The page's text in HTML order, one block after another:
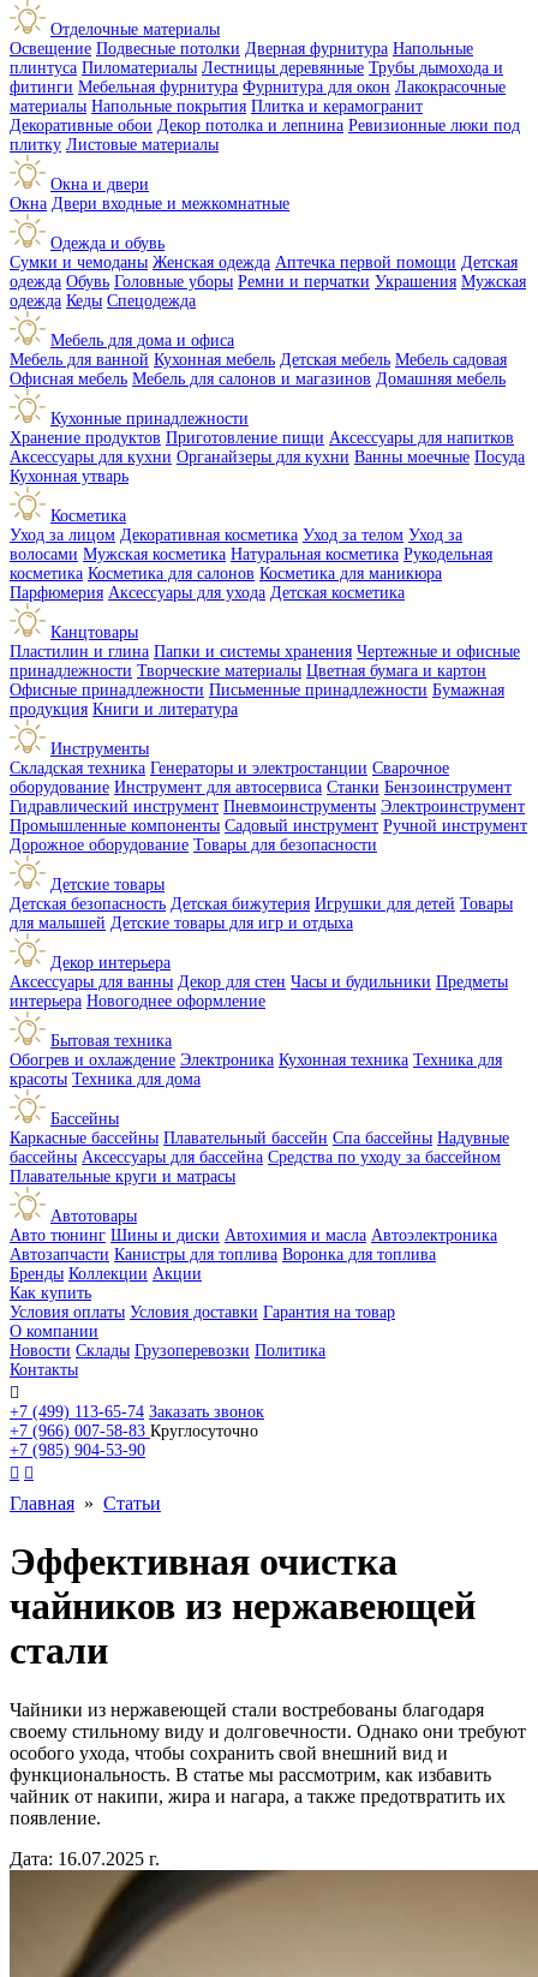
Отделочные материалы
Освещение Подвесные потолки Дверная фурнитура Напольные
плинтуса Пиломатериалы Лестницы деревянные Трубы дымохода и
фитинги Мебельная фурнитура Фурнитура для окон Лакокрасочные
материалы Напольные покрытия Плитка и керамогранит
Декоративные обои Декор потолка и лепнина Ревизионные люки под
плитку Листовые материалы
Окна и двери
Окна Двери входные и межкомнатные
Одежда и обувь
Сумки и чемоданы Женская одежда Аптечка первой помощи Детская
одежда Обувь Головные уборы Ремни и перчатки Украшения Мужская
одежда Кеды Спецодежда
Мебель для дома и офиса
Мебель для ванной Кухонная мебель Детская мебель Мебель садовая
Офисная мебель Мебель для салонов и магазинов Домашняя мебель
Кухонные принадлежности
Хранение продуктов Приготовление пищи Аксессуары для напитков
Аксессуары для кухни Органайзеры для кухни Ванны моечные Посуда
Кухонная утварь
Косметика
Уход за лицом Декоративная косметика Уход за телом Уход за
волосами Мужская косметика Натуральная косметика Рукодельная
косметика Косметика для салонов Косметика для маникюра
Парфюмерия Аксессуары для ухода Детская косметика
Канцтовары
Пластилин и глина Папки и системы хранения Чертежные и офисные
принадлежности Творческие материалы Цветная бумага и картон
Офисные принадлежности Письменные принадлежности Бумажная
продукция Книги и литература
Инструменты
Складская техника Генераторы и электростанции Сварочное
оборудование Инструмент для автосервиса Станки Бензоинструмент
Гидравлический инструмент Пневмоинструменты Электроинструмент
Промышленные компоненты Садовый инструмент Ручной инструмент
Дорожное оборудование Товары для безопасности
Детские товары
Детская безопасность Детская бижутерия Игрушки для детей Товары
для малышей Детские товары для игр и отдыха
Декор интерьера
Аксессуары для ванны Декор для стен Часы и будильники Предметы
интерьера Новогоднее оформление
Бытовая техника
Обогрев и охлаждение Электроника Кухонная техника Техника для
красоты Техника для дома
Бассейны
Каркасные бассейны Плавательный бассейн Спа бассейны Надувные
бассейны Аксессуары для бассейна Средства по уходу за бассейном
Плавательные круги и матрасы
Автотовары
Авто тюнинг Шины и диски Автохимия и масла Автоэлектроника
Автозапчасти Канистры для топлива Воронка для топлива
Бренды Коллекции Акции
Как купить
Условия оплаты Условия доставки Гарантия на товар
О компании
Новости Склады Грузоперевозки Политика
Контакты

+7 (499) 113-65-74 Заказать звонок
+7 (966) 007-58-83 Круглосуточно
+7 (985) 904-53-90
 
Главная » Статьи
Эффективная очистка
чайников из нержавеющей
стали
Чайники из нержавеющей стали востребованы благодаря
своему стильному виду и долговечности. Однако они требуют
особого ухода, чтобы сохранить свой внешний вид и
функциональность. В статье мы рассмотрим, как избавить
чайник от накипи, жира и нагара, а также предотвратить их
появление.
Дата: 16.07.2025 г.